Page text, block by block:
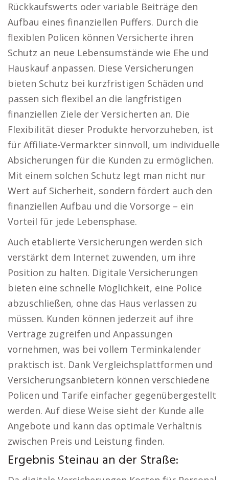
Rückkaufswerts oder variable Beiträge den
Aufbau eines finanziellen Puffers. Durch die
flexiblen Policen können Versicherte ihren
Schutz an neue Lebensumstände wie Ehe und
Hauskauf anpassen. Diese Versicherungen
bieten Schutz bei kurzfristigen Schäden und
passen sich flexibel an die langfristigen
finanziellen Ziele der Versicherten an. Die
Flexibilität dieser Produkte hervorzuheben, ist
für Affiliate-Vermarkter sinnvoll, um individuelle
Absicherungen für die Kunden zu ermöglichen.
Mit einem solchen Schutz legt man nicht nur
Wert auf Sicherheit, sondern fördert auch den
finanziellen Aufbau und die Vorsorge – ein
Vorteil für jede Lebensphase.
Auch etablierte Versicherungen werden sich
verstärkt dem Internet zuwenden, um ihre
Position zu halten. Digitale Versicherungen
bieten eine schnelle Möglichkeit, eine Police
abzuschließen, ohne das Haus verlassen zu
müssen. Kunden können jederzeit auf ihre
Verträge zugreifen und Anpassungen
vornehmen, was bei vollem Terminkalender
praktisch ist. Dank Vergleichsplattformen und
Versicherungsanbietern können verschiedene
Policen und Tarife einfacher gegenübergestellt
werden. Auf diese Weise sieht der Kunde alle
Angebote und kann das optimale Verhältnis
zwischen Preis und Leistung finden.
Ergebnis Steinau an der Straße: